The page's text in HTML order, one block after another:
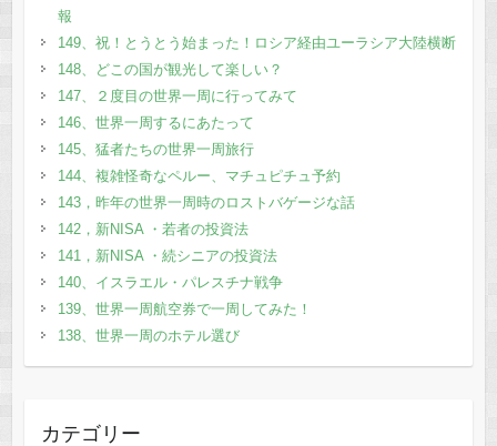
報
149、祝！とうとう始まった！ロシア経由ユーラシア大陸横断
148、どこの国が観光して楽しい？
147、２度目の世界一周に行ってみて
146、世界一周するにあたって
145、猛者たちの世界一周旅行
144、複雑怪奇なペルー、マチュピチュ予約
143，昨年の世界一周時のロストバゲージな話
142，新NISA ・若者の投資法
141，新NISA ・続シニアの投資法
140、イスラエル・パレスチナ戦争
139、世界一周航空券で一周してみた！
138、世界一周のホテル選び
カテゴリー